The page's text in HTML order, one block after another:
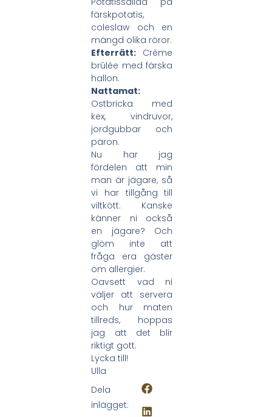
färskpotatis,
coleslaw och en
mängd olika röror.
Efterrätt: Crème
brûlée med färska
hallon.
Nattamat:
Ostbricka med
kex, vindruvor,
jordgubbar och
päron.
Nu har jag
fördelen att min
man är jägare, så
vi har tillgång till
viltkött. Kanske
känner ni också
en jägare? Och
glöm inte att
fråga era gäster
om allergier.
Oavsett vad ni
väljer att servera
och hur maten
tillreds, hoppas
jag att det blir
riktigt gott.
Lycka till!
Ulla
Dela
inlägget: